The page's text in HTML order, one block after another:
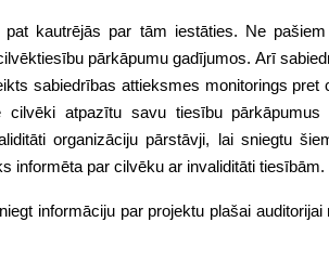
kautrējās par tām iestāties. Ne
pārkāpumu gadījumos. Arī
sabiedrības attieksmes monitorings pret
atpazītu savu tiesību
organizāciju pārstāvji, lai sniegtu
informēta par cilvēku ar invaliditāti tiesībām.
informāciju par projektu plašai auditorijai